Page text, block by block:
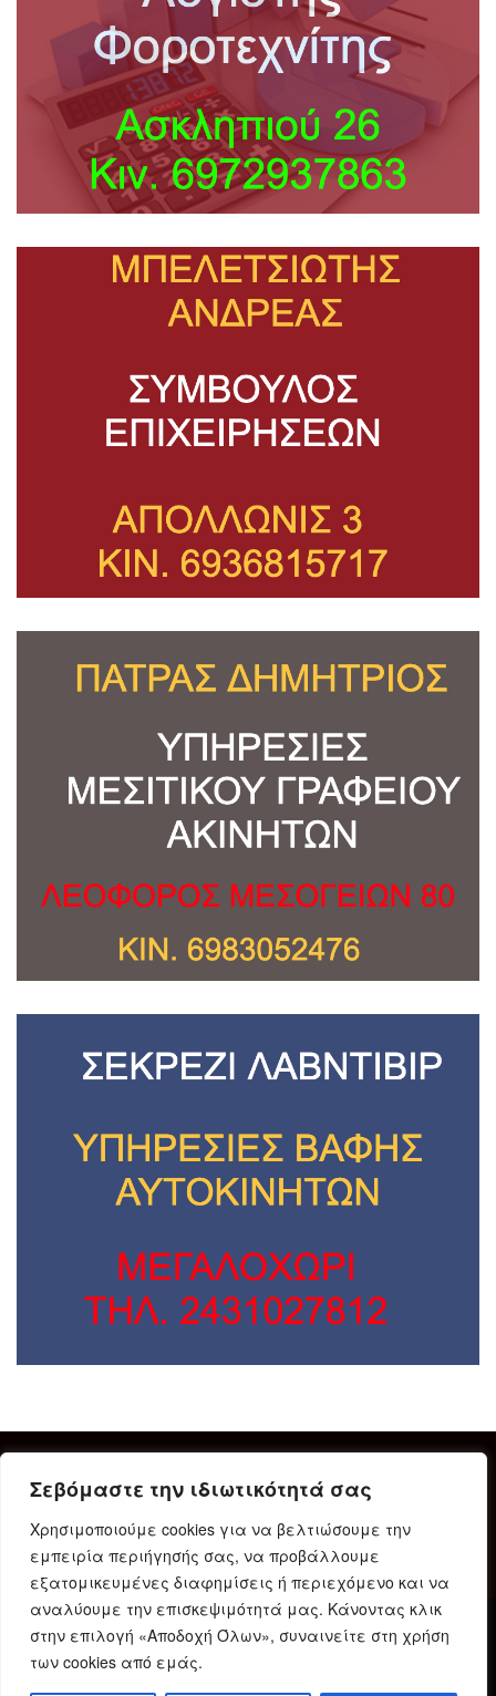
Σεβόμαστε την ιδιωτικότητά σας
Χρησιμοποιούμε cookies για να βελτιώσουμε την
εμπειρία περιήγησής σας, να προβάλλουμε
εξατομικευμένες διαφημίσεις ή περιεχόμενο και να
αναλύουμε την επισκεψιμότητά μας. Κάνοντας κλικ
στην επιλογή «Αποδοχή Όλων», συναινείτε στη χρήση
των cookies από εμάς.
Δήλωση Συμμόρφωσης Ταυτότητα
Όροι χρήσης
Πολιτική προστασίας προσωπικών δεδομένων
Πολιτική Cookies